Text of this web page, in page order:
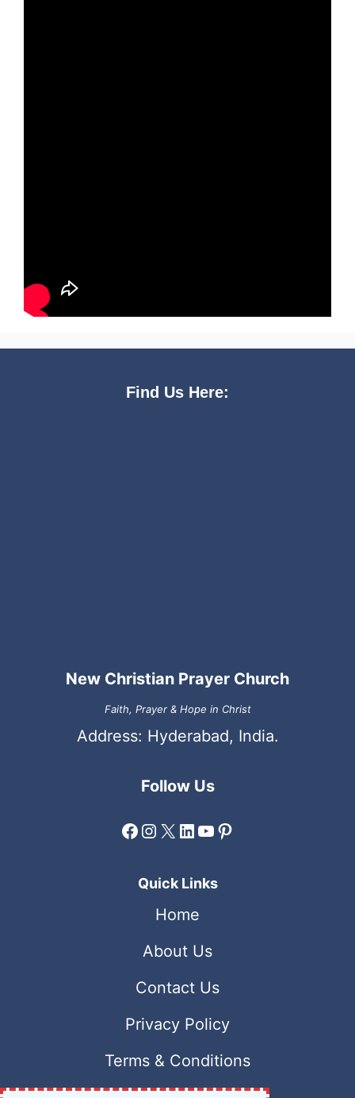
Find Us Here:
New Christian Prayer Church
Faith, Prayer & Hope in Christ
Address: Hyderabad, India.
Follow Us
Facebook
Instagram
X LinkedIn
YouTube
Pinterest
Quick Links
Home
About Us
Contact Us
Privacy Policy
Terms & Conditions